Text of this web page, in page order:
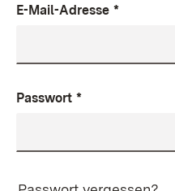
E-Mail-Adresse *
Passwort *